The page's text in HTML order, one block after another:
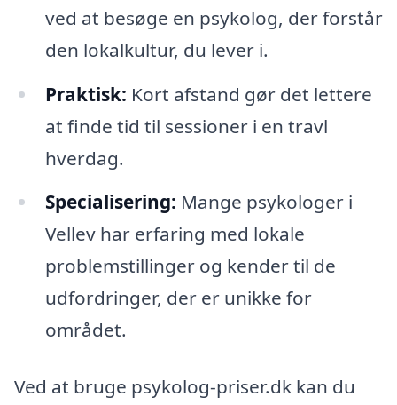
ved at besøge en psykolog, der forstår
den lokalkultur, du lever i.
Praktisk: Kort afstand gør det lettere
at finde tid til sessioner i en travl
hverdag.
Specialisering: Mange psykologer i
Vellev har erfaring med lokale
problemstillinger og kender til de
udfordringer, der er unikke for
området.
Ved at bruge psykolog-priser.dk kan du